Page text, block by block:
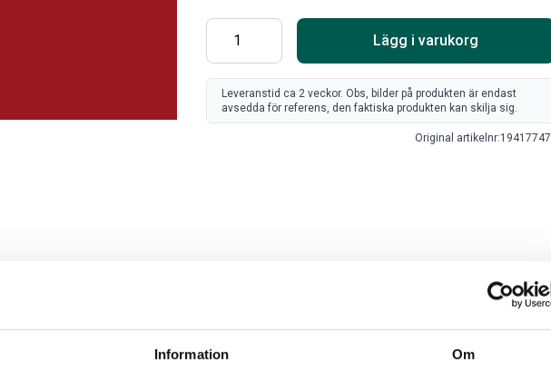
Information Om
SVARTA RAM EMBLEM I
Artikelnr:RA0109
Lägg i varukorg
Leveranstid ca 2 veckor. Obs, bilder på produkten är endast
avsedda för referens, den faktiska produkten kan skilja sig.
Original artikelnr:19417747